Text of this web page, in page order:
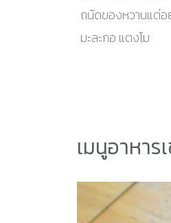
ถนัดของหวานแต่อ
มะละกอ แตงโม
เมนูอาหา